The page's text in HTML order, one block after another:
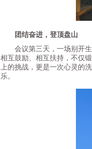
团结奋进，登顶盘山
会议第三天，一场别开生
相互鼓励、相互扶持，不仅
上的挑战，更是一次心灵的
乐。